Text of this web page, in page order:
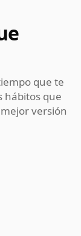
que te
hábitos que
versión